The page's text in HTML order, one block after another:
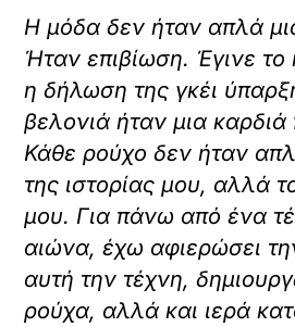
Η μόδα δεν ήταν απλά
Ήταν επιβίωση. Έγινε το
η δήλωση της γκέι
βελονιά ήταν μια
Κάθε ρούχο δεν ήταν
της ιστορίας μου, αλλά
μου. Για πάνω από ένα
αιώνα, έχω αφιερώσει
αυτή την τέχνη,
ρούχα, αλλά και ιερά